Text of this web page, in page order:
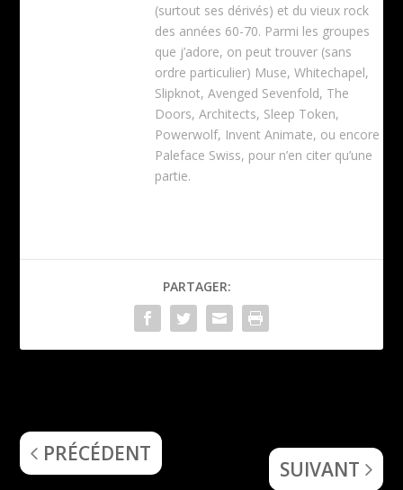
(surtout ses dérivés) et du vieux rock
des années 60-70. Parmi les groupes
que j’adore, on peut trouver (sans
ordre particulier) Muse, Whitechapel,
Slipknot, Avenged Sevenfold, The
Doors, Architects, Sleep Token,
Powerwolf, Invent Animate, ou encore
Paleface Swiss, pour n’en citer qu’une
partie.
PARTAGER:
PRÉCÉDENT
SUIVANT